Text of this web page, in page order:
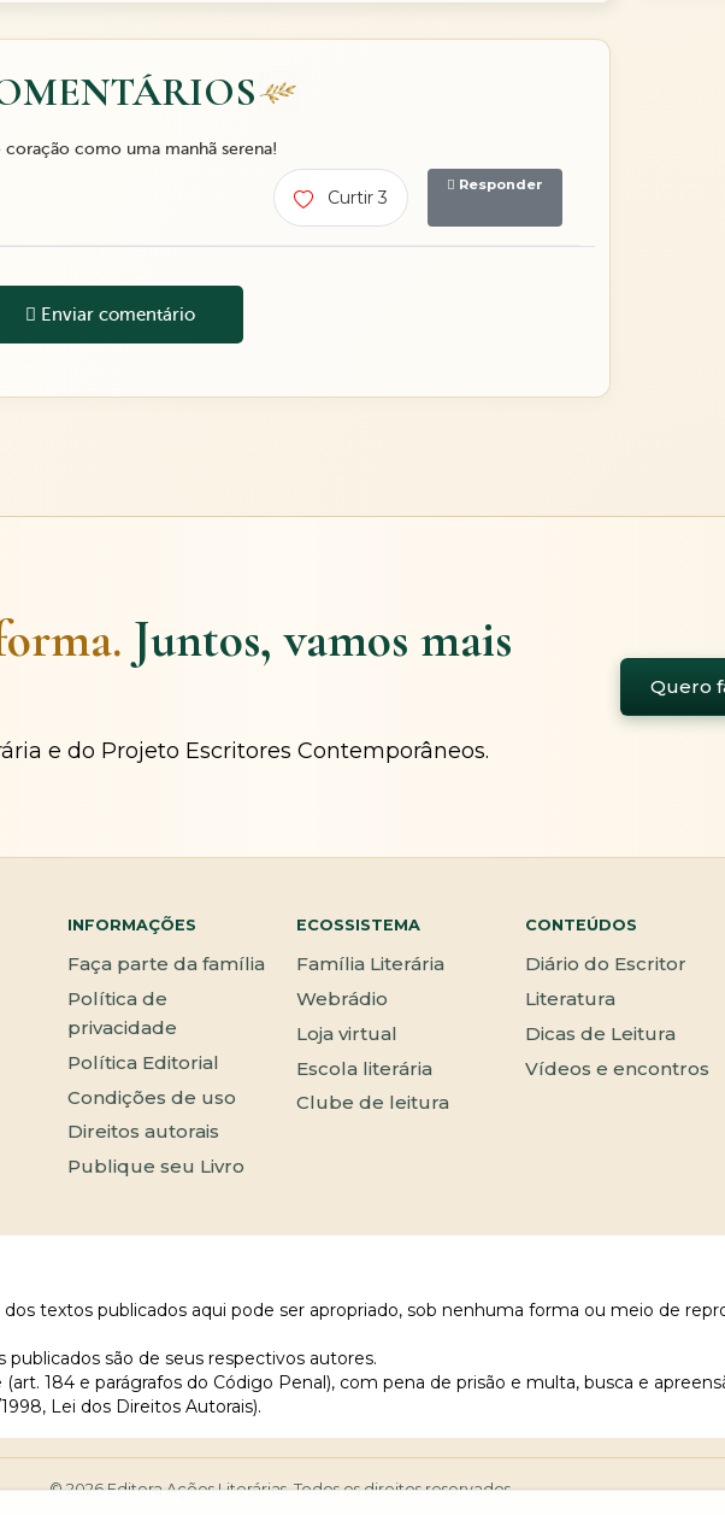
como uma manhã serena!
Curtir 3
Responder
Enviar comentário
Juntos, vamos mais
e do Projeto Escritores Contemporâneos.
Quero
INFORMAÇÕES
Faça parte da família
Política de
privacidade
Política Editorial
Condições de uso
Direitos autorais
Publique seu Livro
ECOSSISTEMA
Família Literária
Webrádio
Loja virtual
Escola literária
Clube de leitura
CONTEÚDOS
Diário do Escritor
Literatura
Dicas de Leitura
Vídeos e encontros
textos publicados aqui pode ser apropriado, sob nenhuma forma ou meio de
são de seus respectivos autores.
184 e parágrafos do Código Penal), com pena de prisão e multa, busca e
Lei dos Direitos Autorais).
© 2026 Editora Ações Literárias. Todos os direitos reservados.